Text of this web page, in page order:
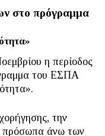
στο πρόγραμμα
η περίοδος
του ΕΣΠΑ
την
πρόσωπα άνω των